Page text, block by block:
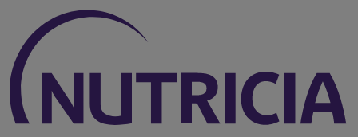
Over de inhoud van de pagina